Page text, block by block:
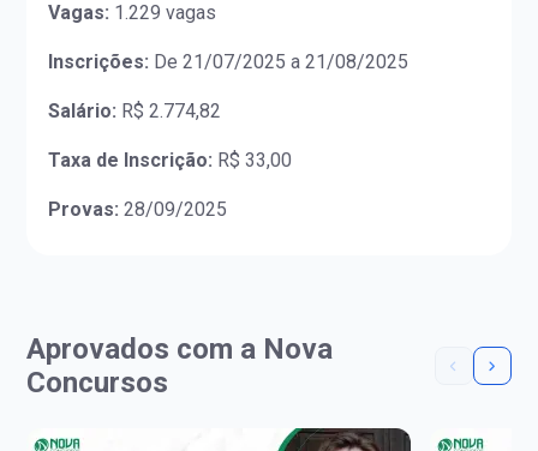
Vagas: 1.229 vagas
Inscrições: De 21/07/2025 a 21/08/2025
Salário: R$ 2.774,82
Taxa de Inscrição: R$ 33,00
Provas: 28/09/2025
Aprovados com a Nova
Concursos